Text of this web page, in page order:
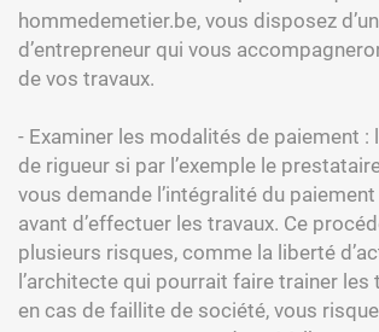
hommedemetier.be, vous disposez
d’entrepreneur qui vous
de vos travaux.
- Examiner les modalités de paiement :
de rigueur si par l’exemple le
vous demande l’intégralité du
avant d’effectuer les travaux. Ce
plusieurs risques, comme la liberté
l’architecte qui pourrait faire trainer les
en cas de faillite de société, vous